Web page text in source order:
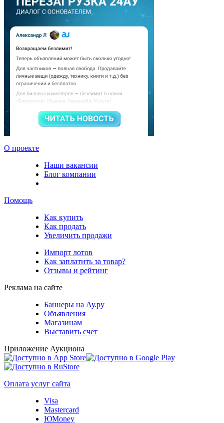
О проекте
Наши вакансии
Блог компании
Помощь
Как купить
Как продать
Увеличить продажи
Импорт лотов
Как заплатить за товар?
Отзывы и рейтинг
Реклама на сайте
Баннеры на Ау.ру
Объявления
Магазинам
Выставить счет
Приложение Аукциона
Оплата услуг сайта
Visa
Mastercard
ЮMoney